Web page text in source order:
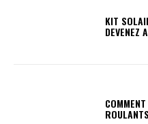
KIT
DEVENEZ